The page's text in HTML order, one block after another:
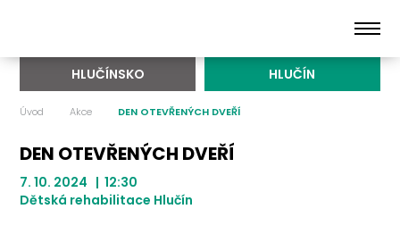
HLUČÍNSKO HLUČÍN
Úvod Akce DEN OTEVŘENÝCH DVEŘÍ
DEN OTEVŘENÝCH DVEŘÍ
7. 10. 2024 | 12:30
Dětská rehabilitace Hlučín